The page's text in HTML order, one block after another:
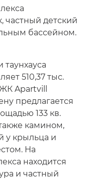
частный детский
бассейном.
510,37 тыс.
Apartvill
предлагается
133 кв.
камином,
у крыльца и
На
находится
и частный